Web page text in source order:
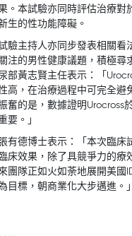
。本試驗亦同時評估治療
生的性功能障礙。
驗主持人亦同步發表相關
注的男性健康議題，積極
部黃志賢主任表示：「
高，在治療過程中可完全
奮的是，數據證明Urocross
要。」
有德博士表示：「本次臨
床效果，除了具競爭力的
團隊正如火如荼地展開美
目標，朝商業化大步邁進。」